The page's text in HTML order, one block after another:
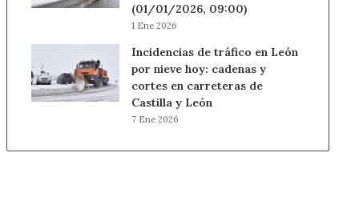
(01/01/2026, 09:00)
1 Ene 2026
Incidencias de tráfico en León
por nieve hoy: cadenas y
cortes en carreteras de
Castilla y León
7 Ene 2026